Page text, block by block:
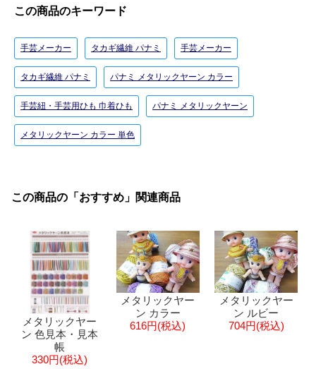
この商品のキーワード
手芸メーカー タカギ繊維 パナミ 手芸メーカー
タカギ繊維 パナミ パナミ メタリックヤーン カラー
手芸紐・手芸用ひも 巾着ひも パナミ メタリックヤーン
メタリックヤーン カラー 単色
この商品の「おすすめ」関連商品
メタリックヤー
ン 色見本・見本
帳
330円(税込)
メタリックヤー
ン カラー
616円(税込)
メタリックヤー
ン ルビー
704円(税込)